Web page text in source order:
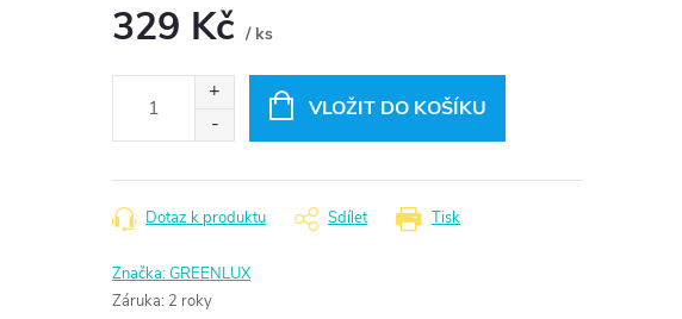
329 Kč / ks
VLOŽIT DO KOŠÍKU
Tisk
Dotaz k produktu Sdílet
Značka:GREENLUX
Záruka: 2 roky